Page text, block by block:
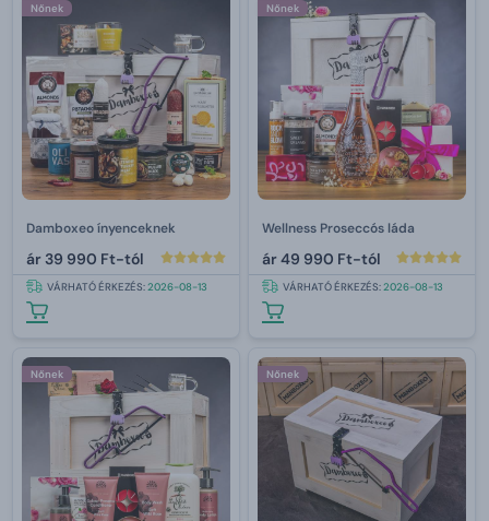
Nőnek
Damboxeo ínyenceknek
ár39 990 Ft-tól
VÁRHATÓ ÉRKEZÉS:2026-08-13
Nőnek
Wellness Proseccós láda
ár49 990 Ft-tól
VÁRHATÓ ÉRKEZÉS:2026-08-13
Nőnek Nőnek